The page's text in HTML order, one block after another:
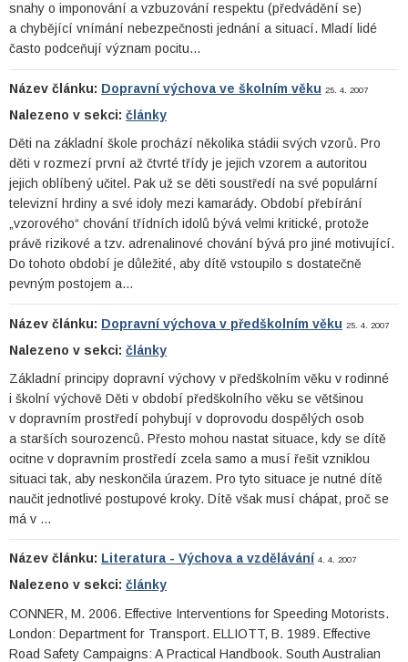
snahy o imponování a vzbuzování respektu (předvádění se)
a chybějící vnímání nebezpečnosti jednání a situací. Mladí lidé
často podceňují význam pocitu…
Název článku: Dopravní výchova ve školním věku 25. 4. 2007
Nalezeno v sekci: články
Děti na základní škole prochází několika stádii svých vzorů. Pro
děti v rozmezí první až čtvrté třídy je jejich vzorem a autoritou
jejich oblíbený učitel. Pak už se děti soustředí na své populární
televizní hrdiny a své idoly mezi kamarády. Období přebírání
„vzorového“ chování třídních idolů bývá velmi kritické, protože
právě rizikové a tzv. adrenalinové chování bývá pro jiné motivující.
Do tohoto období je důležité, aby dítě vstoupilo s dostatečně
pevným postojem a…
Název článku: Dopravní výchova v předškolním věku 25. 4. 2007
Nalezeno v sekci: články
Základní principy dopravní výchovy v předškolním věku v rodinné
i školní výchově Děti v období předškolního věku se většinou
v dopravním prostředí pohybují v doprovodu dospělých osob
a starších sourozenců. Přesto mohou nastat situace, kdy se dítě
ocitne v dopravním prostředí zcela samo a musí řešit vzniklou
situaci tak, aby neskončila úrazem. Pro tyto situace je nutné dítě
naučit jednotlivé postupové kroky. Dítě však musí chápat, proč se
má v …
Název článku: Literatura - Výchova a vzdělávání 4. 4. 2007
Nalezeno v sekci: články
CONNER, M. 2006. Effective Interventions for Speeding Motorists.
London: Department for Transport. ELLIOTT, B. 1989. Effective
Road Safety Campaigns: A Practical Handbook. South Australian